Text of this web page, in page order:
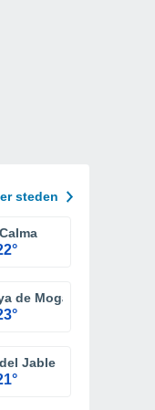
steden
de Mogán
Jable